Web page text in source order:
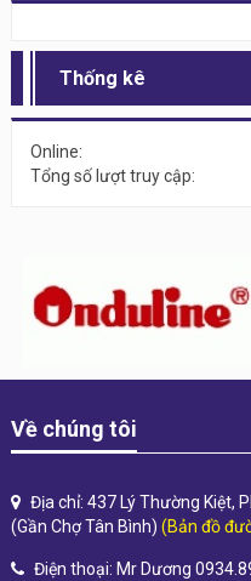
Thống kê
Online:
Tổng số lượt truy cập:
Về chúng tôi
Địa chỉ: 437 Lý Thường Kiệt,
(Gần Chợ Tân Bình) (Bản đồ
Điện thoại: Mr Dương